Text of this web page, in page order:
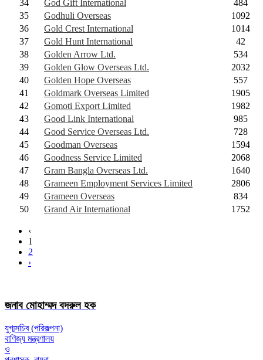
34 God Gift International
484
35
Godhuli Overseas
1092
36
Gold Crest International
1014
37
Gold Hunt International
42
38
Golden Arrow Ltd.
534
39
Golden Glow Overseas Ltd.
2032
40
Golden Hope Overseas
557
41
Goldmark Overseas Limited
1905
42
Gomoti Export Limited
1982
43
Good Link International
985
44
Good Service Overseas Ltd.
728
45
Goodman Overseas
1594
46
Goodness Service Limited
2068
47
Gram Bangla Overseas Ltd.
1640
48
Grameen Employment Services Limited
2806
49
Grameen Overseas
834
50
Grand Air International 1752
‹
1
2
›
জনাব মোহাম্মদ বদরুল হক
যুগ্মসচিব (পরিকল্পনা)
বাণিজ্য মন্ত্রণালয়
ও